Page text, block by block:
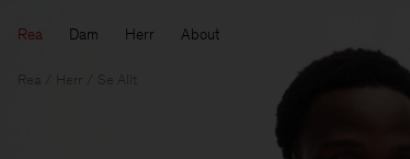
Rea Dam Herr About
Rea Herr Se Allt